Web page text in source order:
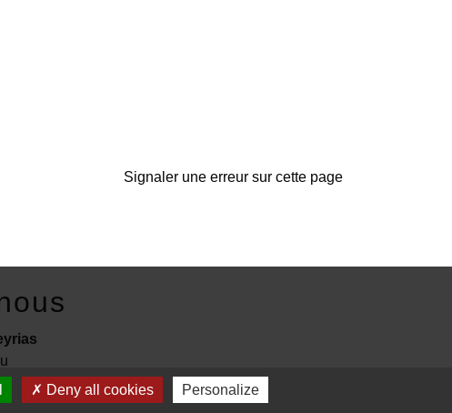
Signaler une erreur sur cette page
Deny all cookies Personalize